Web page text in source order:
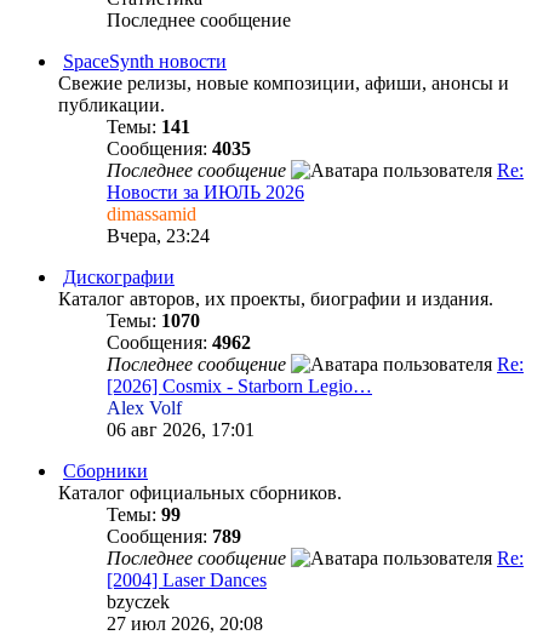
Последнее сообщение
SpaceSynth новости
Свежие релизы, новые композиции, афиши, анонсы и
публикации.
Темы: 141
Сообщения: 4035
Последнее сообщение
Re:
Новости за ИЮЛЬ 2026
dimassamid
Вчера, 23:24
Дискографии
Каталог авторов, их проекты, биографии и издания.
Темы: 1070
Сообщения: 4962
Последнее сообщение
Re:
[2026] Cosmix - Starborn Legio…
Alex Volf
06 авг 2026, 17:01
Сборники
Каталог официальных сборников.
Темы: 99
Сообщения: 789
Последнее сообщение
Re:
[2004] Laser Dances
bzyczek
27 июл 2026, 20:08